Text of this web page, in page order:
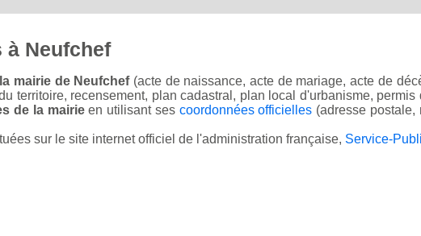
à Neufchef
mairie de Neufchef(acte de naissance, acte de mariage, acte de
territoire, recensement, plan cadastral, plan local d'urbanisme,
de la mairieen utilisant ses coordonnées officielles (adresse postale,
sur le site internet officiel de l'administration française, Service-